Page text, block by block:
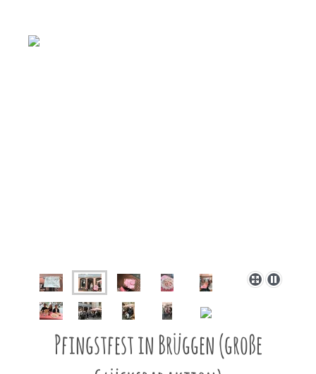
Pfingstfest in Brüggen (große